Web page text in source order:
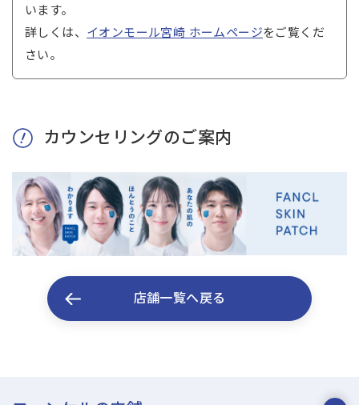
います。
詳しくは、 イオンモール宮崎 ホームページをご覧くだ
さい。
カウンセリングのご案内
店舗一覧へ戻る